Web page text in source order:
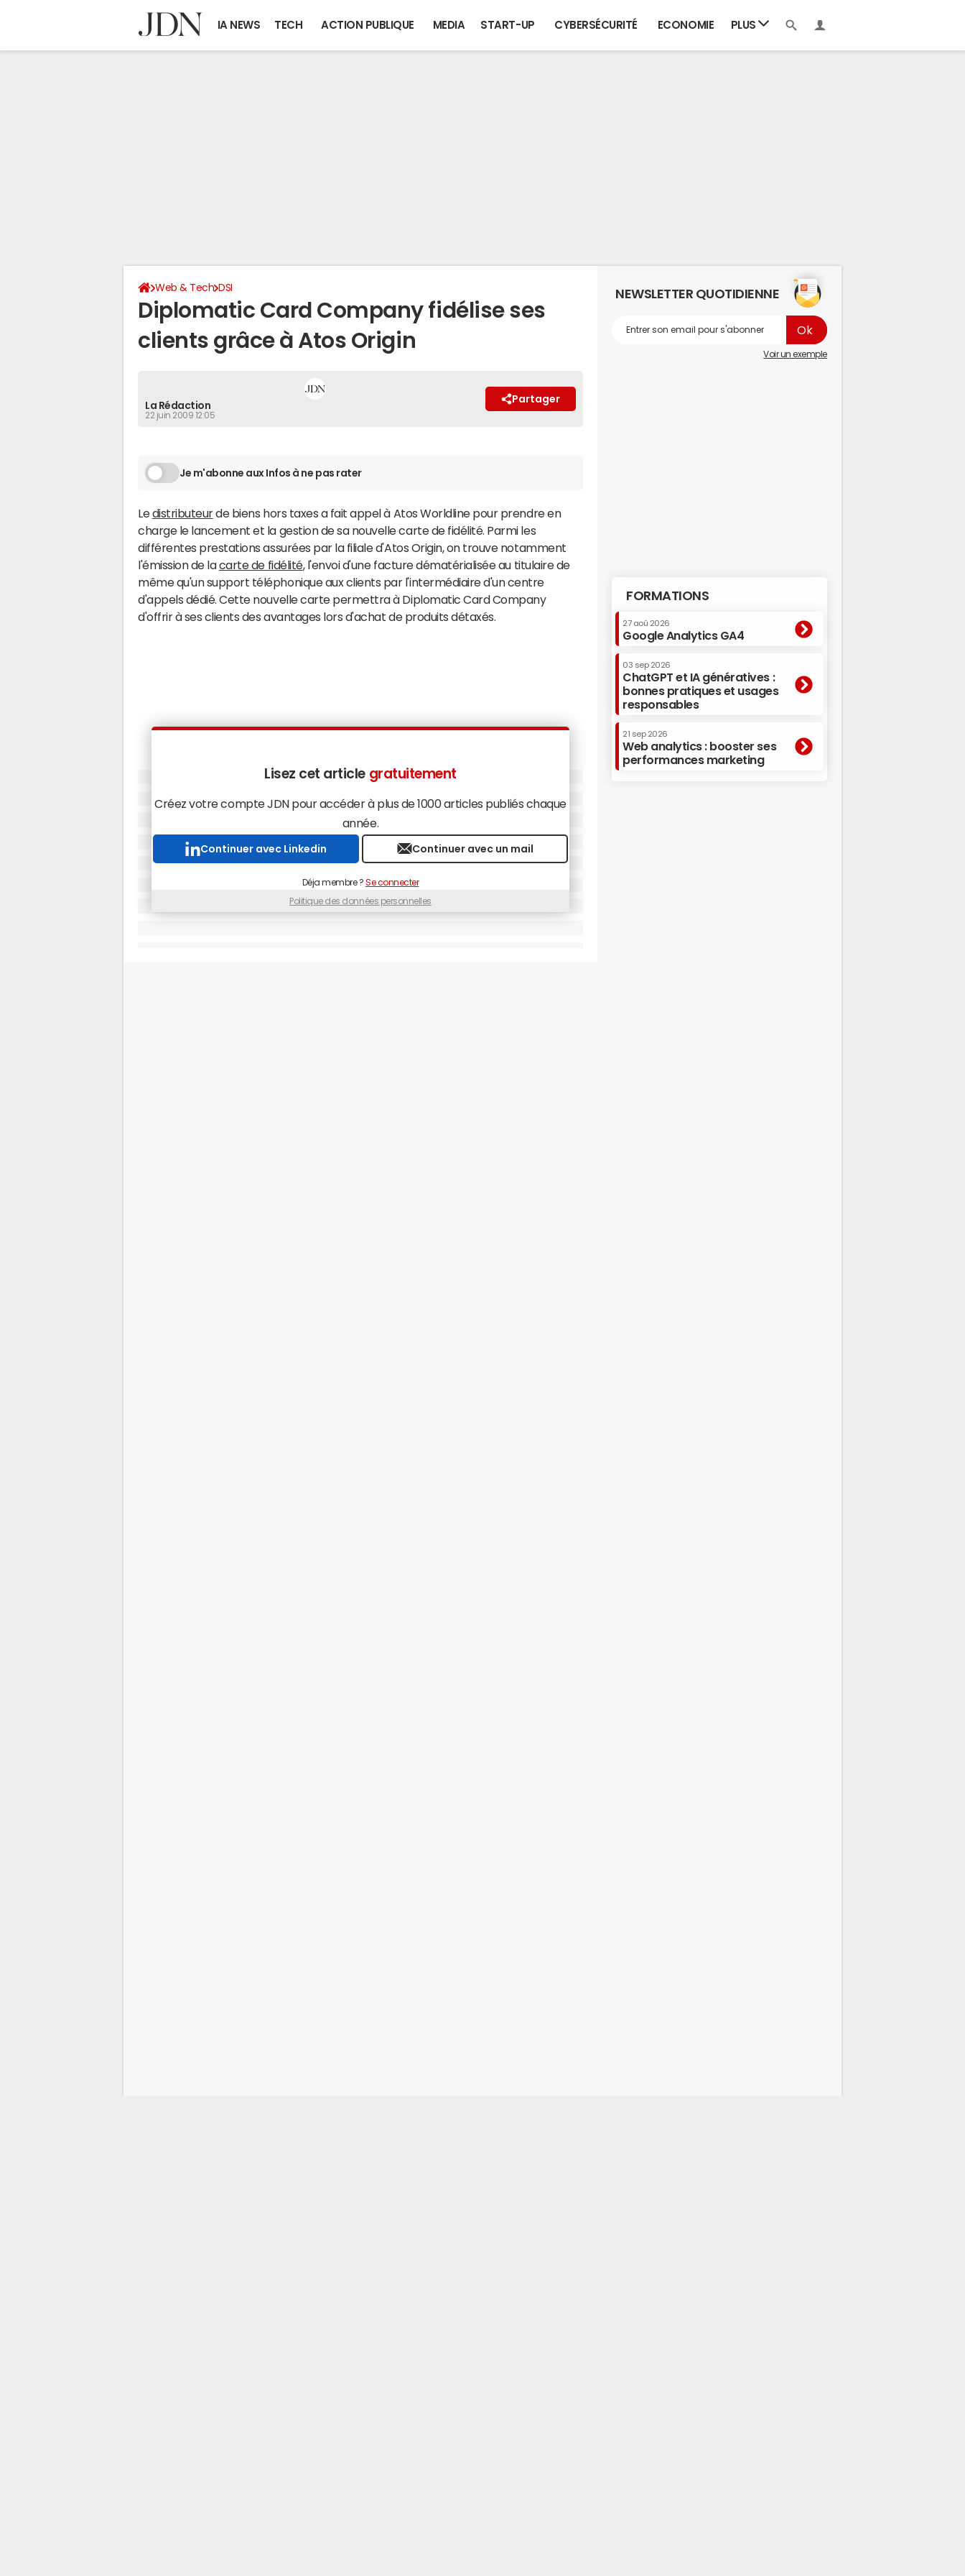
IA NEWS TECH ACTION PUBLIQUE MEDIA START-UP CYBERSÉCURITÉ ECONOMIE PLUS
Web & Tech DSI
Diplomatic Card Company fidélise ses
clients grâce à Atos Origin
La Rédaction
22 juin 2009 12:05
Partager
Je m'abonne aux Infos à ne pas rater
Ledistributeurde biens hors taxes a fait appel à Atos Worldline pour prendre en
charge le lancement et la gestion de sa nouvelle carte de fidélité. Parmi les
différentes prestations assurées par la filiale d'Atos Origin, on trouve notamment
l'émission de lacarte de fidélité, l'envoi d'une facture dématérialisée au titulaire de
même qu'un support téléphonique aux clients par l'intermédiaire d'un centre
d'appels dédié. Cette nouvelle carte permettra à Diplomatic Card Company
d'offrir à ses clients des avantages lors d'achat de produits détaxés.
Lisez cet article gratuitement
Créez votre compte JDN pour accéder à plus de 1000 articles publiés chaque
année.
Continuer avec Linkedin Continuer avec un mail
Déja membre ? Se connecter
Politique des données personnelles
NEWSLETTER QUOTIDIENNE
Voir un exemple
FORMATIONS
27 aoû 2026
Google Analytics GA4
03 sep 2026
ChatGPT et IA génératives :
bonnes pratiques et usages
responsables
21 sep 2026
Web analytics : booster ses
performances marketing